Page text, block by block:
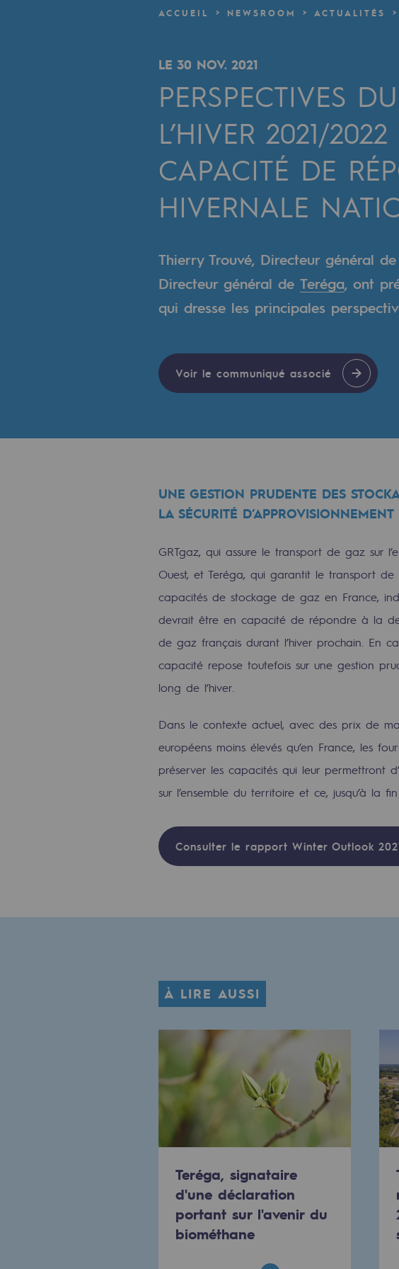
Un réseau local et européen
Une organisation adaptative et
Transversalité et Collaboratif
Notre culture et nos valeurs
Une organisation certifiée
Notre organisation
Publications institutionnelles
Les énergies d'avenir
Gaz renouvelables et procédés durables
Gaz renouvelables et procédés
Pyrogazéification et gazéification
Captage de CO2
Nouveaux usages
Concertations CH4, H2 et CO2
Espace pédagogique
2050 : un monde d’énergies renouvelables
CCUS Objectif Zéro CO2
Acteur engagé
Acteur engagé
Responsabilité environnementale
Responsabilité environnementale
BE POSITIF, le programme de
Décarbonation : une priorité
ACCUEIL NEWSROOM ACTUALITÉS
LE 30 NOV. 2021
PERSPECTIVES
L’HIVER 2021/
CAPACITÉ DE
HIVERNALE
Thierry Trouvé, Directeur général de
Directeur général de Teréga, ont
qui dresse les principales
Voir le communiqué associé
UNE GESTION PRUDENTE DES
LA SÉCURITÉ
GRTgaz, qui assure le transport de gaz sur
Ouest, et Teréga, qui garantit le transport
capacités de stockage de gaz en France,
devrait être en capacité de répondre à la
de gaz français durant l’hiver prochain. En
capacité repose toutefois sur une gestion
long de l’hiver.
Dans le contexte actuel, avec des prix de
européens moins élevés qu’en France, les
préserver les capacités qui leur permettront
sur l’ensemble du territoire et ce, jusqu’à la fin
Consulter le rapport Winter Outlook
À LIRE AUSSI
Teréga, signataire
d'une déclaration
portant sur l'avenir du
biométhane